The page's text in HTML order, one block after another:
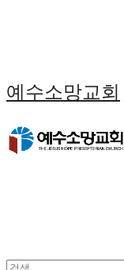
예수소망교회